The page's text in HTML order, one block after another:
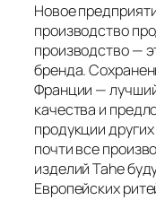
Новое
производство
производство —
бренда.
Франции —
качества и
продукции
почти все
изделий Tahe
Европейских